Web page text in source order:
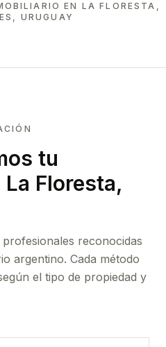
EN LA FLORESTA,
URUGUAY
tu
La Floresta,
reconocidas
argentino. Cada método
el tipo de propiedad y